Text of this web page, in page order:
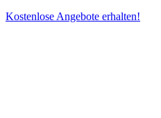
Kostenlose Angebote erhalten!